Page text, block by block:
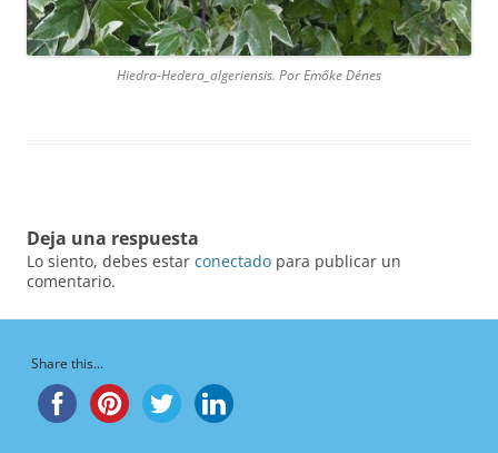
Hiedra-Hedera_algeriensis. Por Emőke Dénes
Deja una respuesta
Lo siento, debes estar conectado para publicar un
comentario.
Share this...